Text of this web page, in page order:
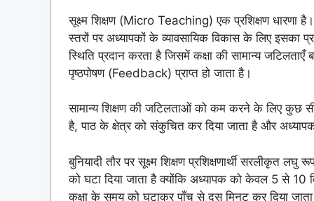
सूक्ष्म शिक्षण (Micro Teaching) एक प्रशिक्षण
स्तरों पर अध्यापकों के व्यावसायिक विकास के लिए इसका
स्थिति प्रदान करता है जिसमें कक्षा की सामान्य
पृष्ठपोषण (Feedback) प्राप्त हो जाता है।
सामान्य शिक्षण की जटिलताओं को कम करने के लिए कुछ
है, पाठ के क्षेत्र को संकुचित कर दिया जाता है और अध्यापक
बुनियादी तौर पर सूक्ष्म शिक्षण प्रशिक्षणार्थी सरलीकृत
को घटा दिया जाता है क्योंकि अध्यापक को केवल 5 से 10
कक्षा के समय को घटाकर पाँच से दस मिनट कर दिया जाता